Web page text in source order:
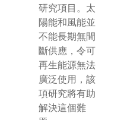
研究項目。太
陽能和風能並
不能長期無間
斷供應，令可
再生能源無法
廣泛使用，該
項研究將有助
解決這個難